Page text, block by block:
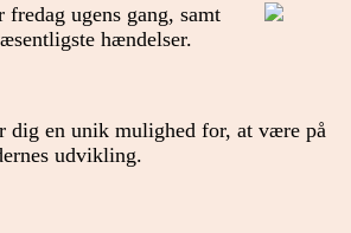
fredag ugens gang, samt
hændelser.
dig en unik mulighed for, at være på
udvikling.